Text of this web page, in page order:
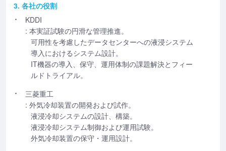
3. 各社の役割
KDDI
: 本実証試験の円滑な管理推進。
可用性を考慮したデータセンターへの液浸システム
導入におけるシステム設計。
IT機器の導入、保守、運用体制の課題解決とフィー
ルドトライアル。
三菱重工
: 外気冷却装置の開発および試作。
液浸冷却システムの設計、構築。
液浸冷却システム制御および運用試験。
外気冷却装置の保守・運用設計。